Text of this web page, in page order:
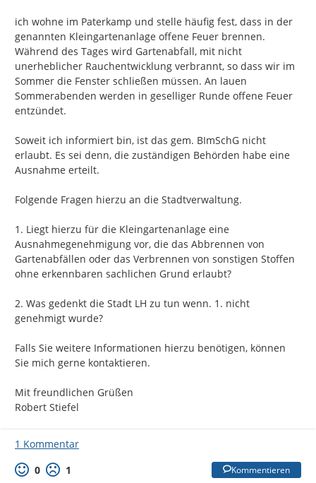
ich wohne im Paterkamp und stelle häufig fest, dass in der
genannten Kleingartenanlage offene Feuer brennen.
Während des Tages wird Gartenabfall, mit nicht
unerheblicher Rauchentwicklung verbrannt, so dass wir im
Sommer die Fenster schließen müssen. An lauen
Sommerabenden werden in geselliger Runde offene Feuer
entzündet.
Soweit ich informiert bin, ist das gem. BImSchG nicht
erlaubt. Es sei denn, die zuständigen Behörden habe eine
Ausnahme erteilt.
Folgende Fragen hierzu an die Stadtverwaltung.
1. Liegt hierzu für die Kleingartenanlage eine
Ausnahmegenehmigung vor, die das Abbrennen von
Gartenabfällen oder das Verbrennen von sonstigen Stoffen
ohne erkennbaren sachlichen Grund erlaubt?
2. Was gedenkt die Stadt LH zu tun wenn. 1. nicht
genehmigt wurde?
Falls Sie weitere Informationen hierzu benötigen, können
Sie mich gerne kontaktieren.
Mit freundlichen Grüßen
Robert Stiefel
1 Kommentar
0
1 Kommentieren